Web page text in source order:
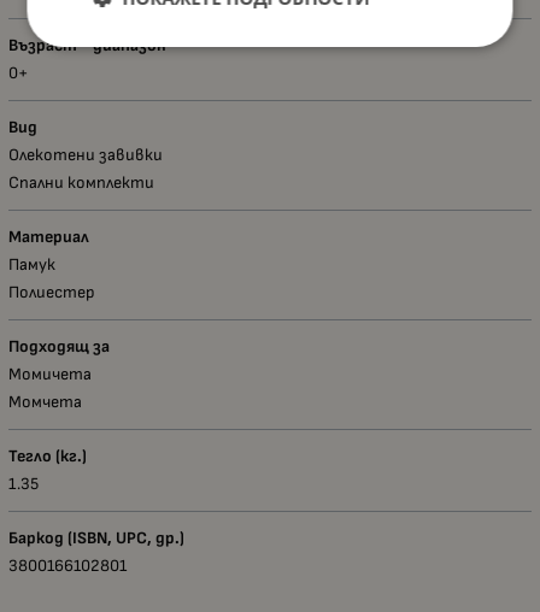
Възраст - диапазон
0+
Вид
Олекотени завивки
Спални комплекти
Материал
Памук
Полиестер
Подходящ за
Момичета
Момчета
Тегло (кг.)
1.35
Баркод (ISBN, UPC, др.)
3800166102801